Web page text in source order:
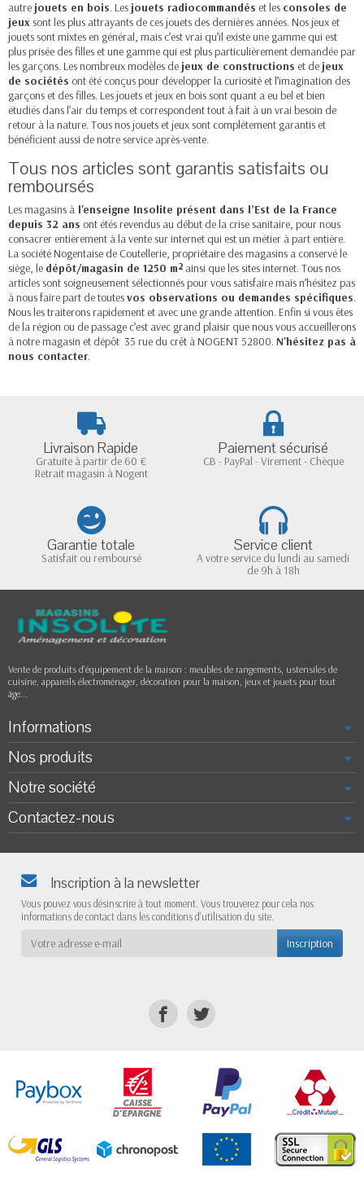
autre jouets en bois. Les jouets radiocommandés et les consoles de
jeux sont les plus attrayants de ces jouets des dernières années. Nos jeux et
jouets sont mixtes en général, mais c’est vrai qu’il existe une gamme qui est
plus prisée des filles et une gamme qui est plus particulièrement demandée par
les garçons. Les nombreux modèles de jeux de constructions et de jeux
de sociétés ont été conçus pour développer la curiosité et l’imagination des
garçons et des filles. Les jouets et jeux en bois sont quant a eu bel et bien
étudiés dans l’air du temps et correspondent tout à fait à un vrai besoin de
retour à la nature. Tous nos jouets et jeux sont complétement garantis et
bénéficient aussi de notre service après-vente.
Tous nos articles sont garantis satisfaits ou
remboursés
Les magasins à l'enseigne Insolite présent dans l’Est de la France
depuis 32 ans ont étés revendus au début de la crise sanitaire, pour nous
consacrer entièrement à la vente sur internet qui est un métier à part entière.
La société Nogentaise de Coutellerie, propriétaire des magasins a conservé le
siège, le dépôt/magasin de 1250 m² ainsi que les sites internet. Tous nos
articles sont soigneusement sélectionnés pour vous satisfaire mais n’hésitez pas
à nous faire part de toutesvos observations ou demandes spécifiques.
Nous les traiterons rapidement et avec une grande attention. Enfin si vous êtes
de la région ou de passage c’est avec grand plaisir que nous vous accueillerons
à notre magasin et dépôt 35 rue du crêt à NOGENT 52800. N'hésitez pas à
nous contacter.
Livraison Rapide
Gratuite à partir de 60 €
Retrait magasin à Nogent
Paiement sécurisé
CB - PayPal - Virement - Chèque
Garantie totale
Satisfait ou remboursé
Service client
A votre service du lundi au samedi
de 9h à 18h
Vente de produits d'équipement de la maison : meubles de rangements, ustensiles de
cuisine, appareils électroménager, décoration pour la maison, jeux et jouets pour tout
âge...
Informations
Nos produits
Notre société
Contactez-nous
Inscription à la newsletter
Vous pouvez vous désinscrire à tout moment. Vous trouverez pour cela nos
informations de contact dans les conditions d'utilisation du site.
Inscription